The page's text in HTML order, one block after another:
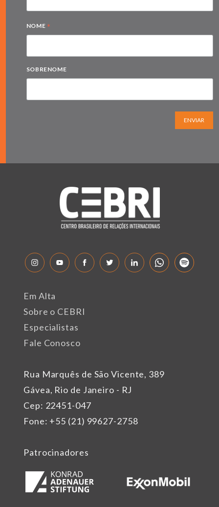
NOME *
SOBRENOME
ENVIAR
Rua Marquês de São Vicente, 389
Gávea, Rio de Janeiro - RJ
Cep: 22451-047
Fone: +55 (21) 99627-2758
Em Alta
Sobre o CEBRI
Especialistas
Fale Conosco
Patrocinadores